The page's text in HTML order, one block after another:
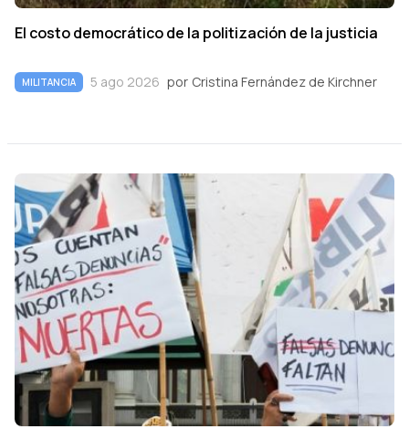
El costo democrático de la politización de la justicia
MILITANCIA 5 ago 2026 por Cristina Fernández de Kirchner